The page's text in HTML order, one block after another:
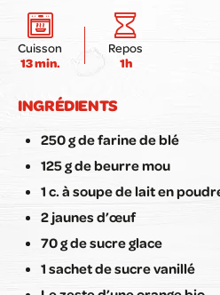
Cuisson
13 min.
Repos
1h
INGRÉDIENTS
250 g de farine de blé
125 g de beurre mou
1 c. à soupe de lait en
2 jaunes d’œuf
70 g de sucre glace
1 sachet de sucre vanillé